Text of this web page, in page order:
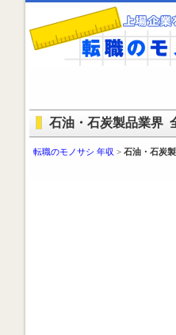
石油・石炭製品業界
転職のモノサシ 年収 > 石油・石炭